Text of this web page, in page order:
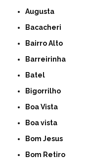
Augusta
Bacacheri
Bairro Alto
Barreirinha
Batel
Bigorrilho
Boa Vista
Boa vista
Bom Jesus
Bom Retiro